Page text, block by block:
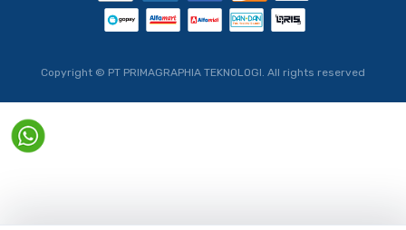
Copyright © PT PRIMAGRAPHIA TEKNOLOGI. All rights reserved